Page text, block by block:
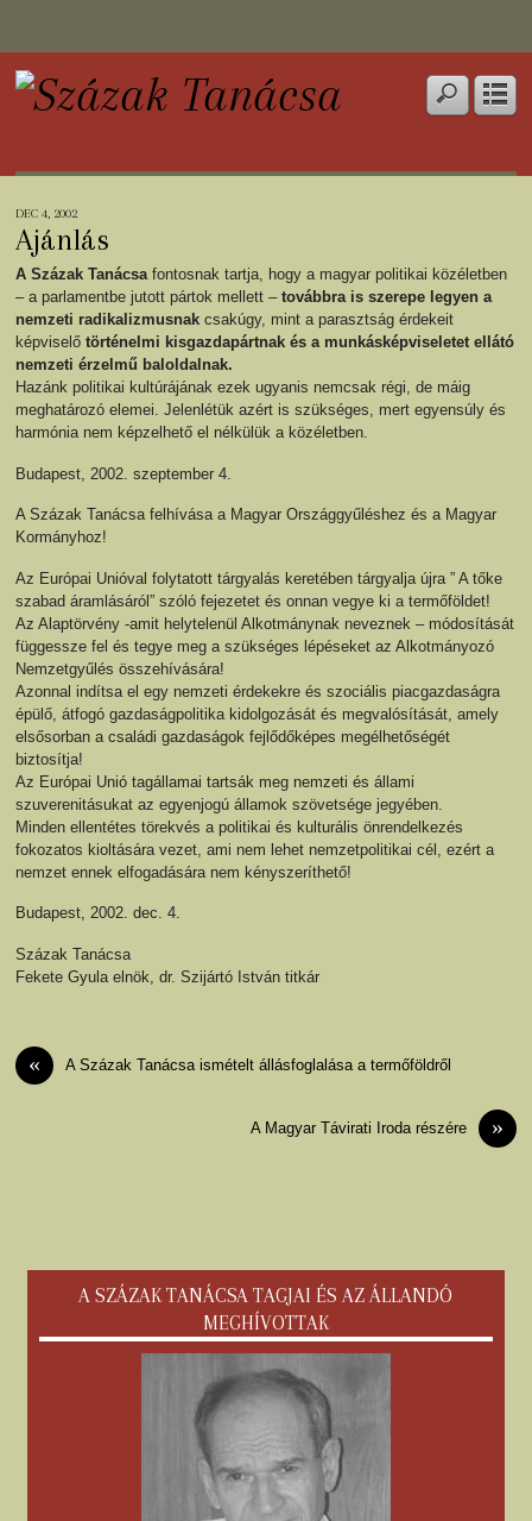
DEC 4, 2002
Ajánlás
A Százak Tanácsafontosnak tartja, hogy a magyar politikai közéletben
– a parlamentbe jutott pártok mellett –továbbra is szerepe legyen a
nemzeti radikalizmusnak csakúgy, mint a parasztság érdekeit
képviselőtörténelmi kisgazdapártnak és a munkásképviseletet ellátó
nemzeti érzelmű baloldalnak.
Hazánk politikai kultúrájának ezek ugyanis nemcsak régi, de máig
meghatározó elemei. Jelenlétük azért is szükséges, mert egyensúly és
harmónia nem képzelhető el nélkülük a közéletben.
Budapest, 2002. szeptember 4.
A Százak Tanácsa felhívása a Magyar Országgyűléshez és a Magyar
Kormányhoz!
Az Európai Unióval folytatott tárgyalás keretében tárgyalja újra ” A tőke
szabad áramlásáról” szóló fejezetet és onnan vegye ki a termőföldet!
Az Alaptörvény -amit helytelenül Alkotmánynak neveznek – módosítását
függessze fel és tegye meg a szükséges lépéseket az Alkotmányozó
Nemzetgyűlés összehívására!
Azonnal indítsa el egy nemzeti érdekekre és szociális piacgazdaságra
épülő, átfogó gazdaságpolitika kidolgozását és megvalósítását, amely
elsősorban a családi gazdaságok fejlődőképes megélhetőségét
biztosítja!
Az Európai Unió tagállamai tartsák meg nemzeti és állami
szuverenitásukat az egyenjogú államok szövetsége jegyében.
Minden ellentétes törekvés a politikai és kulturális önrendelkezés
fokozatos kioltására vezet, ami nem lehet nemzetpolitikai cél, ezért a
nemzet ennek elfogadására nem kényszeríthető!
Budapest, 2002. dec. 4.
Százak Tanácsa
Fekete Gyula elnök, dr. Szijártó István titkár
« A Százak Tanácsa ismételt állásfoglalása a termőföldről
»
A Magyar Távirati Iroda részére
A SZÁZAK TANÁCSA TAGJAI ÉS AZ ÁLLANDÓ
MEGHÍVOTTAK